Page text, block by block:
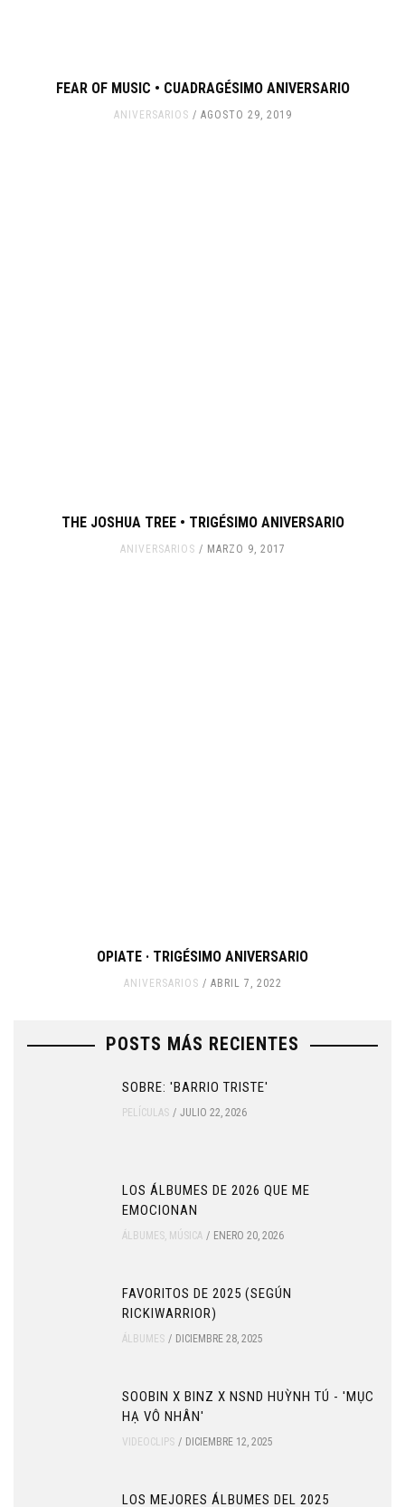
FEAR OF MUSIC • CUADRAGÉSIMO ANIVERSARIO
ANIVERSARIOS AGOSTO 29, 2019
THE JOSHUA TREE • TRIGÉSIMO ANIVERSARIO
ANIVERSARIOS MARZO 9, 2017
OPIATE · TRIGÉSIMO ANIVERSARIO
ANIVERSARIOS ABRIL 7, 2022
POSTS MÁS RECIENTES
SOBRE: 'BARRIO TRISTE'
PELÍCULAS JULIO 22, 2026
LOS ÁLBUMES DE 2026 QUE ME
EMOCIONAN
ÁLBUMES, MÚSICA ENERO 20, 2026
FAVORITOS DE 2025 (SEGÚN
RICKIWARRIOR)
ÁLBUMES DICIEMBRE 28, 2025
SOOBIN X BINZ X NSND HUỲNH TÚ - 'MỤC
HẠ VÔ NHÂN'
VIDEOCLIPS DICIEMBRE 12, 2025
LOS MEJORES ÁLBUMES DEL 2025